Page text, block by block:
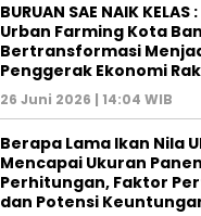
BURUAN SAE NAIK
Urban Farming Kota
Bertransformasi
Penggerak Ekonomi
26 Juni 2026 | 14:04 WIB
Berapa Lama Ikan Nila
Mencapai Ukuran
Perhitungan, Faktor
dan Potensi